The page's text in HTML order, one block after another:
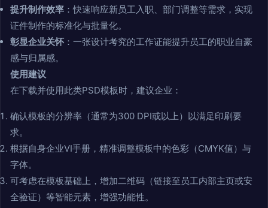
提升制作效率 ：快速响应新员工入职、部门调整等需求，实现
证件制作的标准化与批量化。
彰显企业关怀 ：一张设计考究的工作证能提升员工的职业自豪
感与归属感。
使用建议
在下载并使用此类PSD模板时，建议企业：
确认模板的分辨率（通常为300 DPI或以上）以满足印刷要
求。
根据自身企业VI手册，精准调整模板中的色彩（CMYK值）与
字体。
可考虑在模板基础上，增加二维码（链接至员工内部主页或安
全验证）等智能元素，增强功能性。